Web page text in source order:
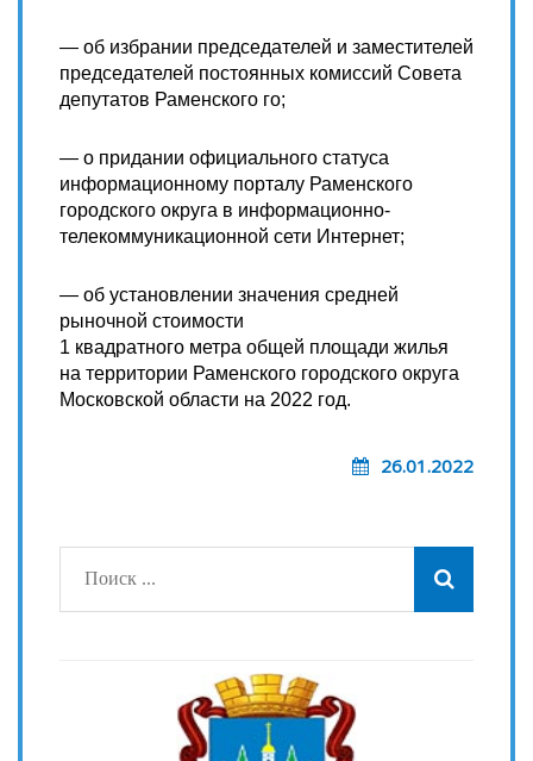
— об избрании председателей и заместителей
председателей постоянных комиссий Совета
депутатов Раменского го;
— о придании официального статуса
информационному порталу Раменского
городского округа в информационно-
телекоммуникационной сети Интернет;
— об установлении значения средней
рыночной стоимости
1 квадратного метра общей площади жилья
на территории Раменского городского округа
Московской области на 2022 год.
26.01.2022